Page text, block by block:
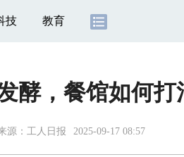
技 教育
酵，餐馆如何打
源： 工人日报 2025-09-17 08:57